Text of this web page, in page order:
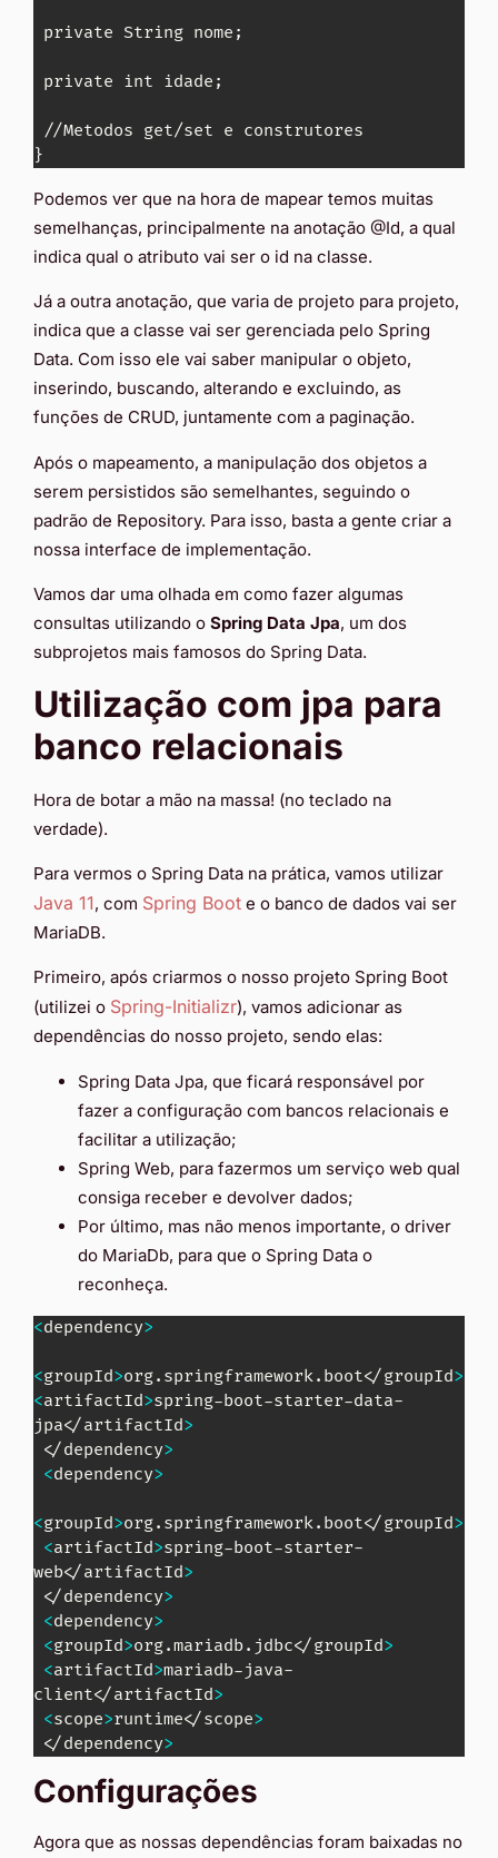
private String nome ;
private int idade ;
}
Podemos ver que na hora de mapear temos muitas
semelhanças, principalmente na anotação @Id, a qual
indica qual o atributo vai ser o id na classe.
Já a outra anotação, que varia de projeto para projeto,
indica que a classe vai ser gerenciada pelo Spring
Data. Com isso ele vai saber manipular o objeto,
inserindo, buscando, alterando e excluindo, as
funções de CRUD, juntamente com a paginação.
Após o mapeamento, a manipulação dos objetos a
serem persistidos são semelhantes, seguindo o
padrão de Repository. Para isso, basta a gente criar a
nossa interface de implementação.
Vamos dar uma olhada em como fazer algumas
consultas utilizando o Spring Data Jpa, um dos
subprojetos mais famosos do Spring Data.
Utilização com jpa para
banco relacionais
Hora de botar a mão na massa! (no teclado na
verdade).
Para vermos o Spring Data na prática, vamos utilizar
Java 11, com Spring Boot e o banco de dados vai ser
MariaDB.
Primeiro, após criarmos o nosso projeto Spring Boot
(utilizei o Spring-Initializr), vamos adicionar as
dependências do nosso projeto, sendo elas:
Spring Data Jpa, que ficará responsável por
fazer a configuração com bancos relacionais e
facilitar a utilização;
Spring Web, para fazermos um serviço web qual
consiga receber e devolver dados;
Por último, mas não menos importante, o driver
do MariaDb, para que o Spring Data o
reconheça.
<dependency>
<groupId>org.springframework.boot</groupId>
<artifactId>spring-boot-starter-data-
jpa</artifactId>
</dependency>
<dependency>
<groupId>org.springframework.boot</groupId>
<artifactId>spring-boot-starter-
web</artifactId>
</dependency>
<dependency>
<groupId>org.mariadb.jdbc</groupId>
<artifactId>mariadb-java-
client</artifactId>
<scope>runtime</scope>
</dependency>
Configurações
Agora que as nossas dependências foram baixadas no